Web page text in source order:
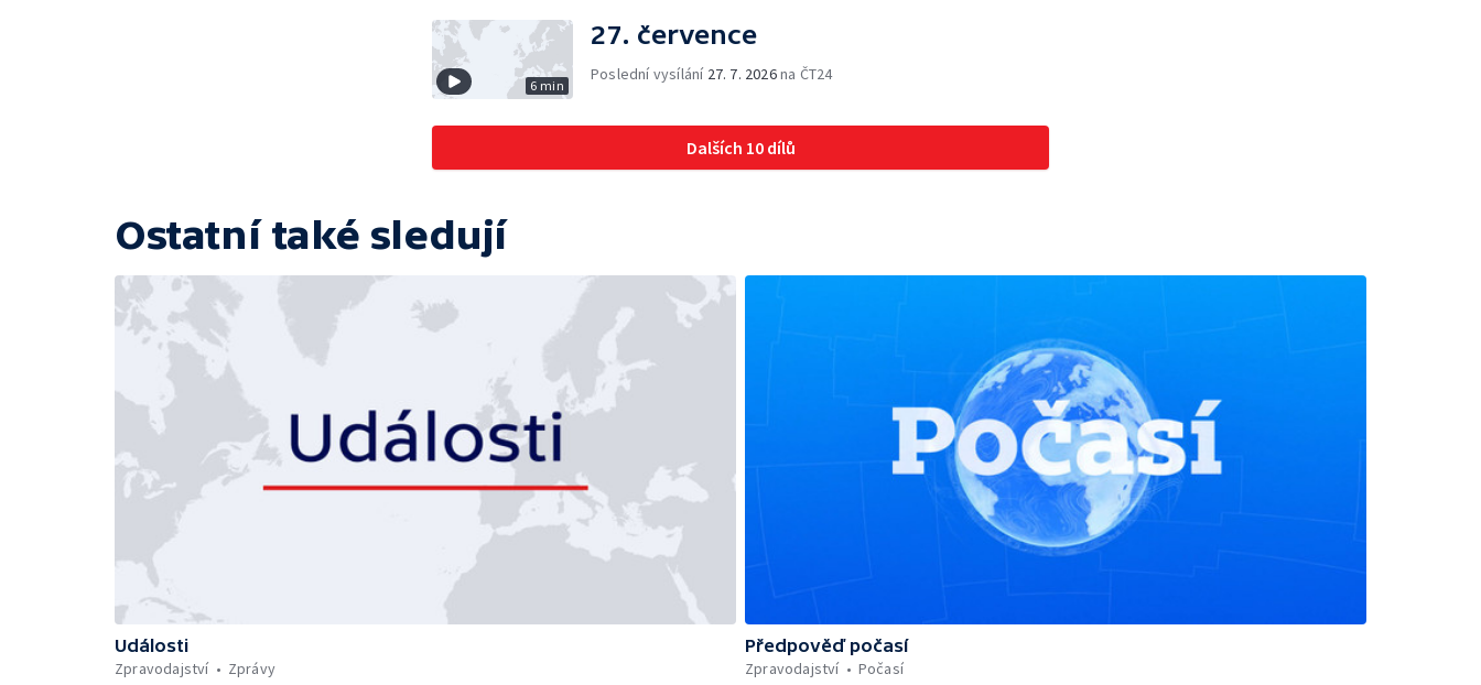
6 min
27. července
Poslední vysílání 27. 7. 2026na ČT24
Dalších 10 dílů
Ostatní také sledují
Události
Zpravodajství
Zprávy
Předpověď počasí
Zpravodajství
Počasí